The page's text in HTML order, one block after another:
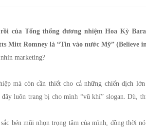
của Tổng thống đương nhiệm Hoa Kỳ
Mitt Romney là “Tin vào nước Mỹ” (Believe
marketing?
mà còn cần thiết cho cả những chiến dịch
luôn trang bị cho mình “vũ khí” slogan. Dù,
bén mũi nhọn trọng tâm của mình, đồng thời